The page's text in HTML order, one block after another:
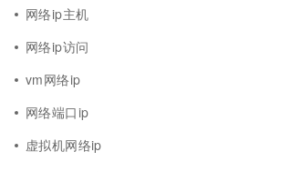
网络ip主机
网络ip访问
vm网络ip
网络端口ip
虚拟机网络ip